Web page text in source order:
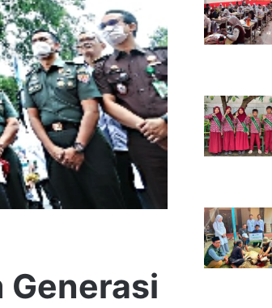
Generasi